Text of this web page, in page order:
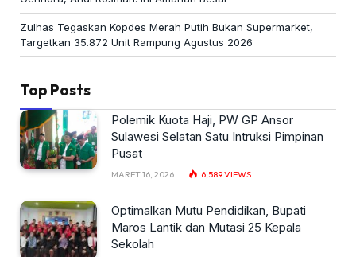
Zulhas Tegaskan Kopdes Merah Putih Bukan Supermarket,
Targetkan 35.872 Unit Rampung Agustus 2026
Top Posts
Polemik Kuota Haji, PW GP Ansor
Sulawesi Selatan Satu Intruksi Pimpinan
Pusat
MARET 16, 2026 6,589VIEWS
Optimalkan Mutu Pendidikan, Bupati
Maros Lantik dan Mutasi 25 Kepala
Sekolah